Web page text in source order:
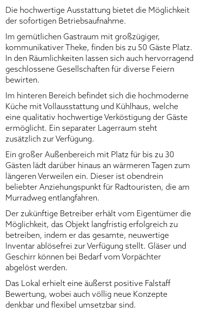
Die hochwertige Ausstattung bietet die Möglichkeit
der sofortigen Betriebsaufnahme.
Im gemütlichen Gastraum mit großzügiger,
kommunikativer Theke, finden bis zu 50 Gäste Platz.
In den Räumlichkeiten lassen sich auch hervorragend
geschlossene Gesellschaften für diverse Feiern
bewirten.
Im hinteren Bereich befindet sich die hochmoderne
Küche mit Vollausstattung und Kühlhaus, welche
eine qualitativ hochwertige Verköstigung der Gäste
ermöglicht. Ein separater Lagerraum steht
zusätzlich zur Verfügung.
Ein großer Außenbereich mit Platz für bis zu 30
Gästen lädt darüber hinaus an wärmeren Tagen zum
längeren Verweilen ein. Dieser ist obendrein
beliebter Anziehungspunkt für Radtouristen, die am
Murradweg entlangfahren.
Der zukünftige Betreiber erhält vom Eigentümer die
Möglichkeit, das Objekt langfristig erfolgreich zu
betreiben, indem er das gesamte, neuwertige
Inventar ablösefrei zur Verfügung stellt. Gläser und
Geschirr können bei Bedarf vom Vorpächter
abgelöst werden.
Das Lokal erhielt eine äußerst positive Falstaff
Bewertung, wobei auch völlig neue Konzepte
denkbar und flexibel umsetzbar sind.